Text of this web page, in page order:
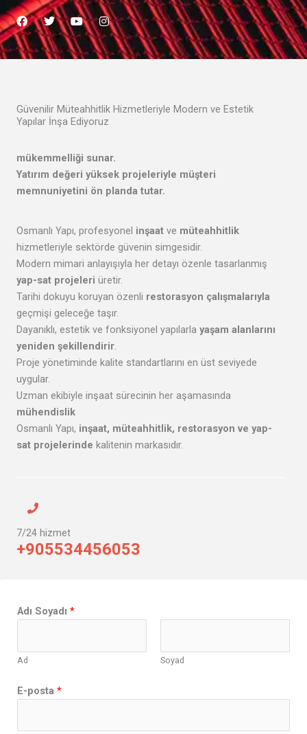
F
a
c
e
b
T
w
i
t
t
Y
o
u
t
u
I
n
s
t
a
m
Güvenilir Müteahhitlik Hizmetleriyle Modern ve Estetik
Yapılar İnşa Ediyoruz
mükemmelliği sunar.
Yatırım değeri yüksek projeleriyle müşteri
memnuniyetini ön planda tutar.
Osmanlı Yapı, profesyonel inşaat ve müteahhitlik
hizmetleriyle sektörde güvenin simgesidir.
Modern mimari anlayışıyla her detayı özenle tasarlanmış
yap-sat projeleri üretir.
Tarihi dokuyu koruyan özenli restorasyon çalışmalarıyla
geçmişi geleceğe taşır.
Dayanıklı, estetik ve fonksiyonel yapılarla yaşam alanlarını
yeniden şekillendirir.
Proje yönetiminde kalite standartlarını en üst seviyede
uygular.
Uzman ekibiyle inşaat sürecinin her aşamasında
mühendislik
Osmanlı Yapı, inşaat, müteahhitlik, restorasyon ve yap-
sat projelerinde kalitenin markasıdır.
7/24 hizmet
+905534456053
Adı Soyadı *
Ad Soyad
E-posta *